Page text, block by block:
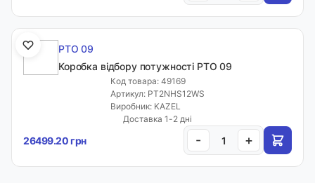
PTO 09
Коробка відбору потужності PTO 09
Код товара: 49169
Артикул: PT2NHS12WS
Виробник: KAZEL
Доставка 1-2 дні
26499.20 грн - +